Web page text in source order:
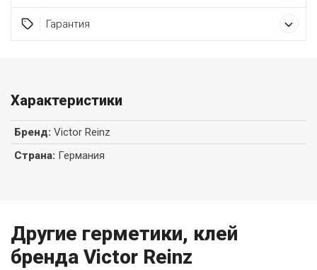
Гарантия
Характеристики
Бренд: Victor Reinz
Страна: Германия
Другие герметики, клей
бренда Victor Reinz